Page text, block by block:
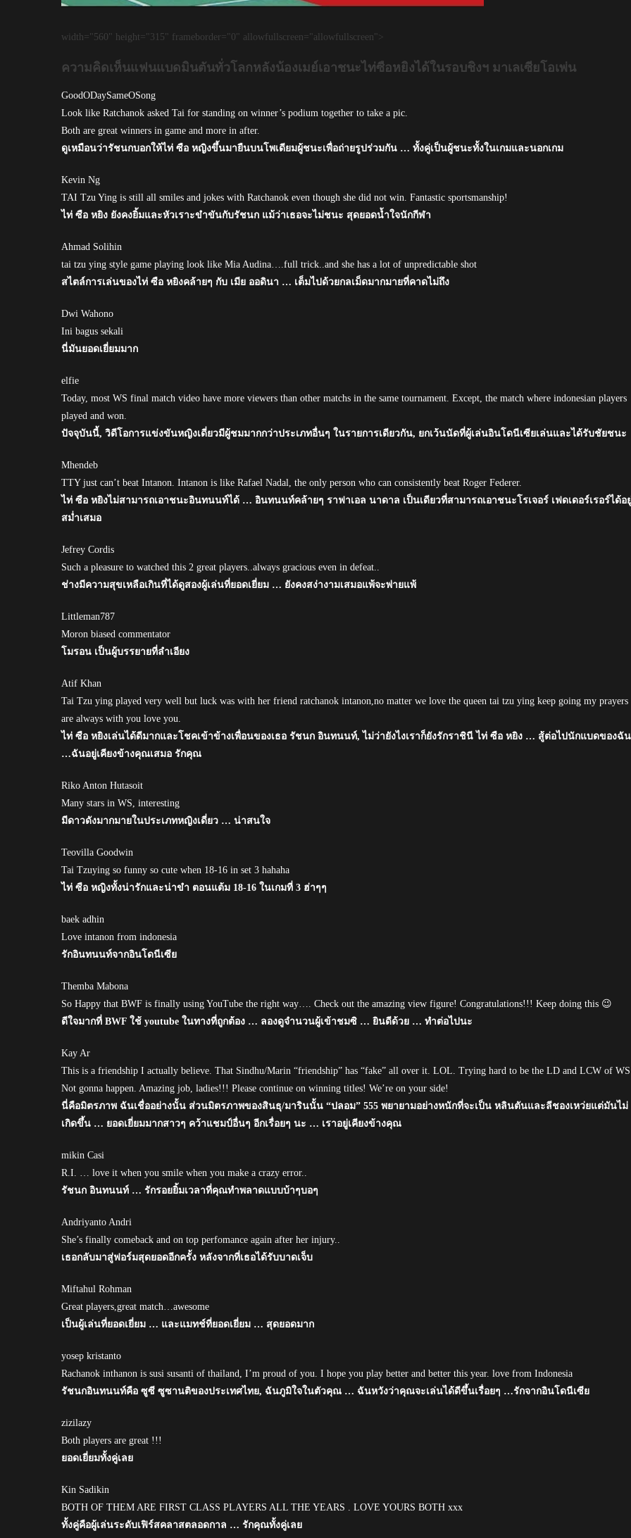
width="560" height="315" frameborder="0" allowfullscreen="allowfullscreen">
ความคิดเห็นแฟนแบดมินตันทั่วโลกหลังน้องเมย์เอาชนะไท่ซือหยิงได้ในรอบชิงฯ มาเลเซียโอเพ่น
GoodODaySameOSong
Look like Ratchanok asked Tai for standing on winner’s podium together to take a pic.
Both are great winners in game and more in after.
ดูเหมือนว่ารัชนกบอกให้ไท่ ซือ หญิงขึ้นมายืนบนโพเดียมผู้ชนะเพื่อถ่ายรูปร่วมกัน … ทั้งคู่เป็นผู้ชนะทั้งในเกมและนอกเกม
Kevin Ng
TAI Tzu Ying is still all smiles and jokes with Ratchanok even though she did not win. Fantastic sportsmanship!
ไท่ ซือ หยิง ยังคงยิ้มและหัวเราะขำขันกับรัชนก แม้ว่าเธอจะไม่ชนะ สุดยอดน้ำใจนักกีฬา
Ahmad Solihin
tai tzu ying style game playing look like Mia Audina….full trick..and she has a lot of unpredictable shot
สไตล์การเล่นของไท่ ซือ หยิงคล้ายๆ กับ เมีย ออดินา … เต็มไปด้วยกลเม็ดมากมายที่คาดไม่ถึง
Dwi Wahono
Ini bagus sekali
นี่มันยอดเยี่ยมมาก
elfie
Today, most WS final match video have more viewers than other matchs in the same tournament. Except, the match where indonesian players
played and won.
ปัจจุบันนี้, วิดีโอการแข่งขันหญิงเดี่ยวมีผู้ชมมากกว่าประเภทอื่นๆ ในรายการเดียวกัน, ยกเว้นนัดที่ผู้เล่นอินโดนีเซียเล่นและได้รับชัยชนะ
Mhendeb
TTY just can’t beat Intanon. Intanon is like Rafael Nadal, the only person who can consistently beat Roger Federer.
ไท่ ซือ หยิงไม่สามารถเอาชนะอินทนนท์ได้ … อินทนนท์คล้ายๆ ราฟาเอล นาดาล เป็นเดียวที่สามารถเอาชนะโรเจอร์ เฟดเดอร์เรอร์ได้อ
สม่ำเสมอ
Jefrey Cordis
Such a pleasure to watched this 2 great players..always gracious even in defeat..
ช่างมีความสุขเหลือเกินที่ได้ดูสองผู้เล่นที่ยอดเยี่ยม … ยังคงสง่างามเสมอแพ้จะพ่ายแพ้
Littleman787
Moron biased commentator
โมรอน เป็นผู้บรรยายที่ลำเอียง
Atif Khan
Tai Tzu ying played very well but luck was with her friend ratchanok intanon,no matter we love the queen tai tzu ying keep going my prayers
are always with you love you.
ไท่ ซือ หยิงเล่นได้ดีมากและโชคเข้าข้างเพื่อนของเธอ รัชนก อินทนนท์, ไม่ว่ายังไงเราก็ยังรักราชินี ไท่ ซือ หยิง … สู้ต่อไปนักแบดของฉัน
…ฉันอยู่เคียงข้างคุณเสมอ รักคุณ
Riko Anton Hutasoit
Many stars in WS, interesting
มีดาวดังมากมายในประเภทหญิงเดี่ยว … น่าสนใจ
Teovilla Goodwin
Tai Tzuying so funny so cute when 18-16 in set 3 hahaha
ไท่ ซือ หญิงทั้งน่ารักและน่าขำ ตอนแต้ม 18-16 ในเกมที่ 3 ฮ่าๆๆ
baek adhin
Love intanon from indonesia
รักอินทนนท์จากอินโดนีเซีย
Themba Mabona
So Happy that BWF is finally using YouTube the right way…. Check out the amazing view figure! Congratulations!!! Keep doing this 😉
ดีใจมากที่ BWF ใช้ youtube ในทางที่ถูกต้อง … ลองดูจำนวนผู้เข้าชมซิ … ยินดีด้วย … ทำต่อไปนะ
Kay Ar
This is a friendship I actually believe. That Sindhu/Marin “friendship” has “fake” all over it. LOL. Trying hard to be the LD and LCW of
Not gonna happen. Amazing job, ladies!!! Please continue on winning titles! We’re on your side!
นี่คือมิตรภาพ ฉันเชื่ออย่างนั้น ส่วนมิตรภาพของสินธุ/มารินนั้น “ปลอม” 555 พยายามอย่างหนักที่จะเป็น หลินตันและลีชองเหว่ยแต่มันไม่
เกิดขึ้น … ยอดเยี่ยมมากสาวๆ คว้าแชมป์อื่นๆ อีกเรื่อยๆ นะ … เราอยู่เคียงข้างคุณ
mikin Casi
R.I. … love it when you smile when you make a crazy error..
รัชนก อินทนนท์ … รักรอยยิ้มเวลาที่คุณทำพลาดแบบบ้าๆบอๆ
Andriyanto Andri
She’s finally comeback and on top perfomance again after her injury..
เธอกลับมาสู่ฟอร์มสุดยอดอีกครั้ง หลังจากที่เธอได้รับบาดเจ็บ
Miftahul Rohman
Great players,great match…awesome
เป็นผู้เล่นที่ยอดเยี่ยม … และแมทช์ที่ยอดเยี่ยม … สุดยอดมาก
yosep kristanto
Rachanok inthanon is susi susanti of thailand, I’m proud of you. I hope you play better and better this year. love from Indonesia
รัชนกอินทนนท์คือ ซูซี ซูซานติของประเทศไทย, ฉันภูมิใจในตัวคุณ … ฉันหวังว่าคุณจะเล่นได้ดีขึ้นเรื่อยๆ …รักจากอินโดนีเซีย
zizilazy
Both players are great !!!
ยอดเยี่ยมทั้งคู่เลย
Kin Sadikin
BOTH OF THEM ARE FIRST CLASS PLAYERS ALL THE YEARS . LOVE YOURS BOTH xxx
ทั้งคู่คือผู้เล่นระดับเฟิร์สคลาสตลอดกาล … รักคุณทั้งคู่เลย